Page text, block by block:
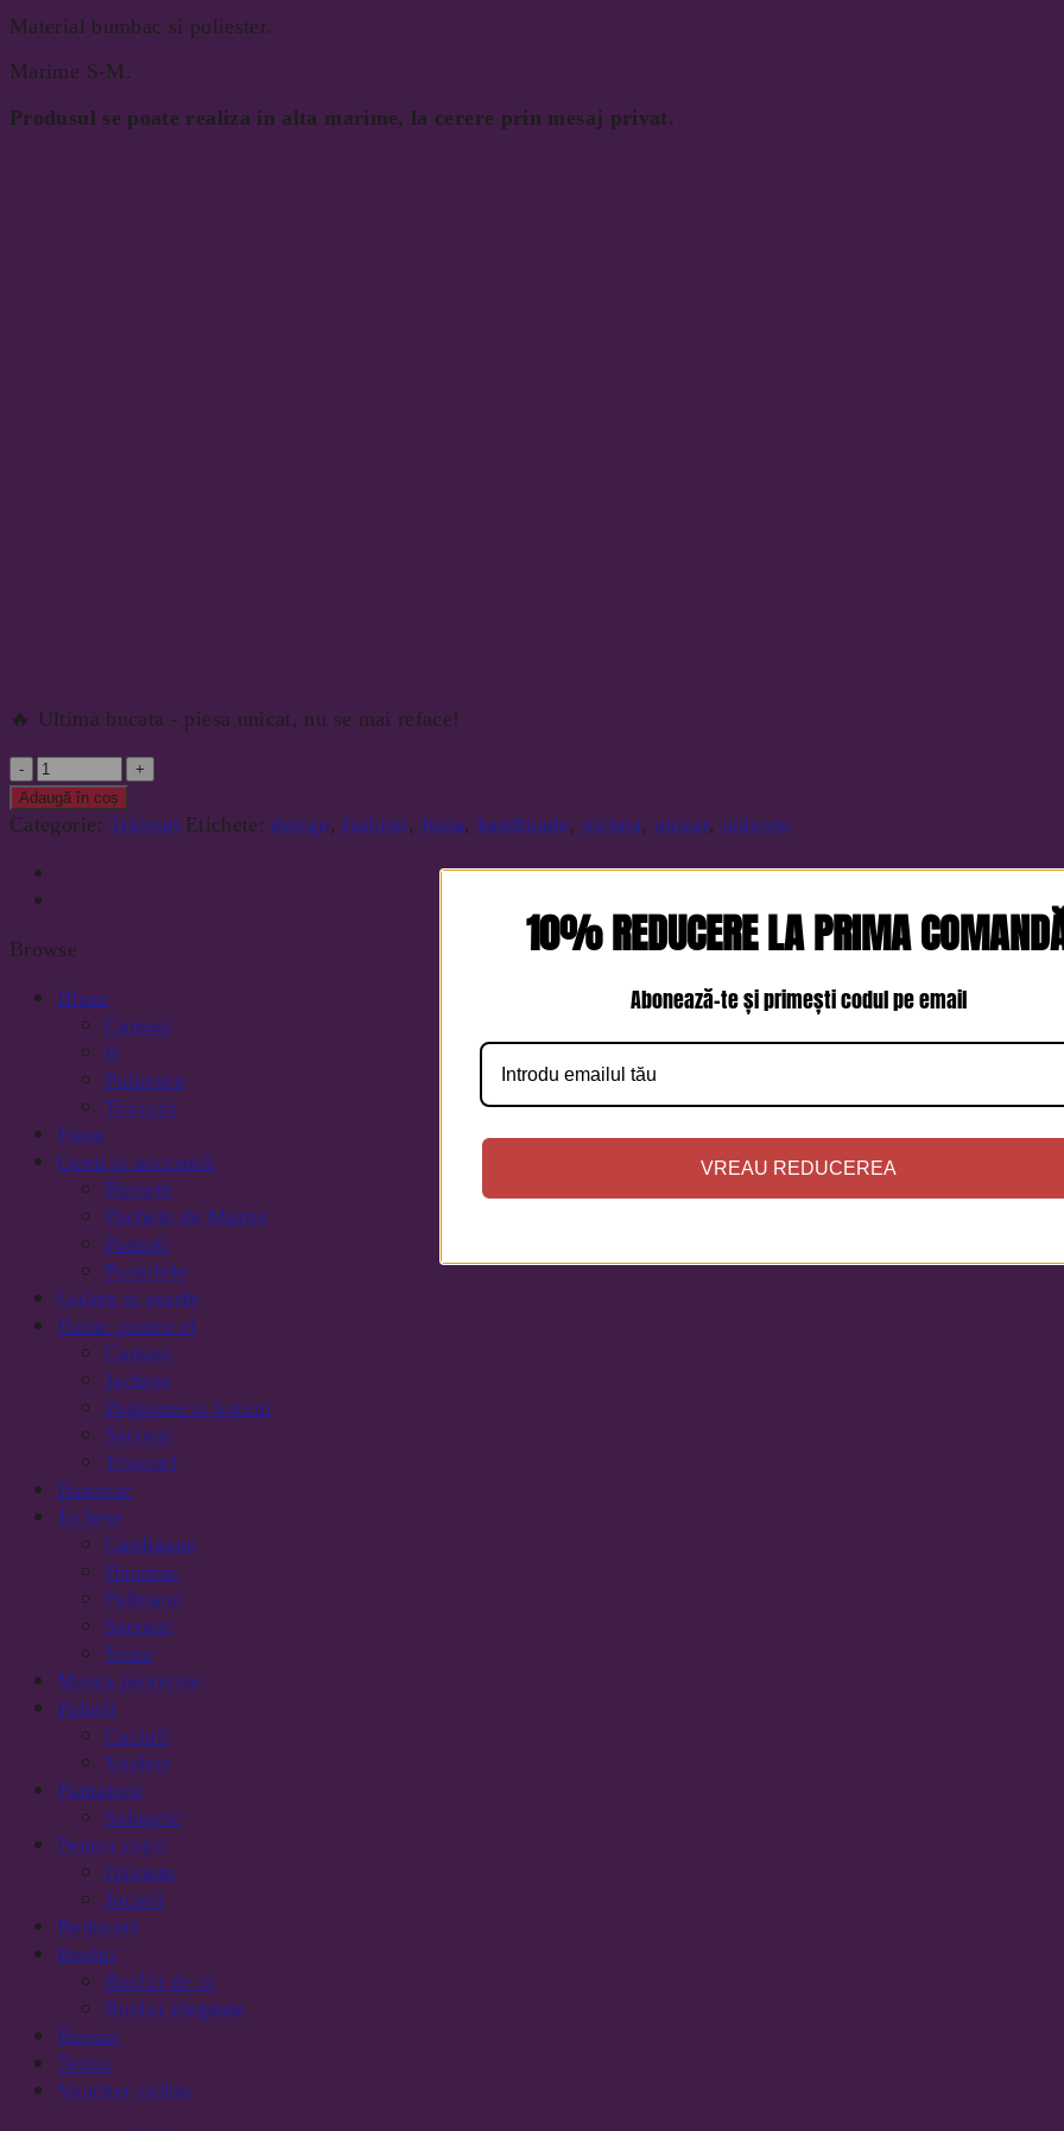
Material bumbac si poliester.
Marime S-M.
Produsul se poate realiza in alta marime, la cerere prin mesaj privat.
🔥 Ultima bucata - piesa unicat, nu se mai reface!
Cantitate
Adaugă în coș
Categorie: Tricouri Etichete: design, fashion, fusta,handmade, pictata, unicat, unicorn
Browse
Bluze
Camasi
II
Pulovere
Tricouri
Fuste
Genti si accesorii
Borsete
Pachete de Martie
Pantofi
Portofele
Gulere si esarfe
Haine pentru el
Camasi
Jachete
Papioane si butoni
Sacouri
Tricouri
Hanorac
Jachete
Cardigane
Hanorac
Paltoane
Sacouri
Veste
Masca protectie
Palarii
Caciuli
Voalete
Pantaloni
Salopete
Pentru copii
Hainute
Jucarii
Reduceri
Rochii
Rochii de zi
Rochii elegante
Rucsac
Tenisi
Voucher cadou
10% REDUCERE LA PRIMA
Abonează-te și primești codul pe email
VREAU REDUCEREA